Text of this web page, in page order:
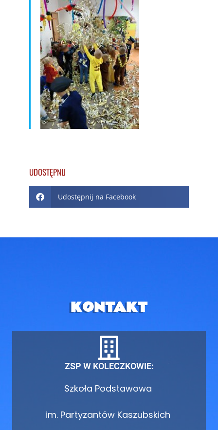
UDOSTĘPNIJ
Udostępnij na Facebook
KONTAKT
ZSP W KOLECZKOWIE:
Szkoła Podstawowa
im. Partyzantów Kaszubskich